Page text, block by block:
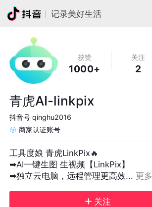
记录美好生活
获赞
1000+
关注
2
青虎AI-linkpix
抖音号 qinghu2016
商家认证账号
工具度娘 青虎LinkPix🔥
➡AI一键生图 生视频【LinkPix】
➡独立云电脑，远程管理更高效... 更多
关注